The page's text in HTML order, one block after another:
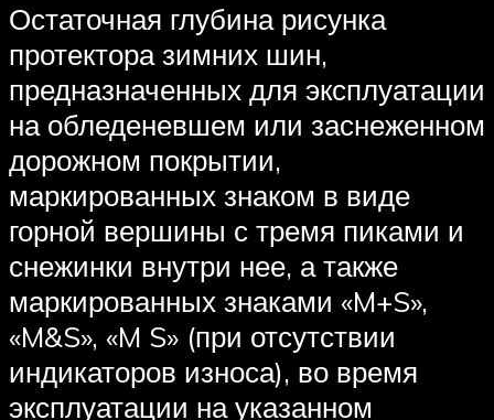
Остаточная глубина рисунка
протектора зимних шин,
предназначенных для эксплуатации
на обледеневшем или заснеженном
дорожном покрытии,
маркированных знаком в виде
горной вершины с тремя пиками и
снежинки внутри нее, а также
маркированных знаками «M+S»,
«M&S», «M S» (при отсутствии
индикаторов износа), во время
эксплуатации на указанном